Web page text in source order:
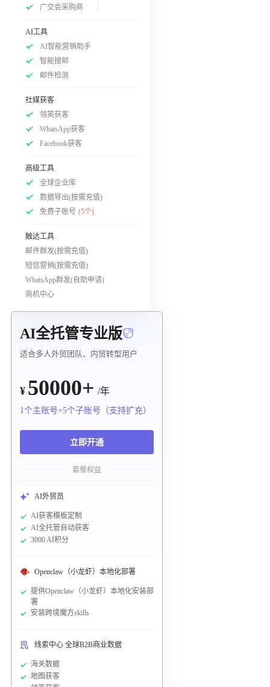
广交会采购商
AI工具
AI智能营销助手
智能搜邮
邮件检测
社媒获客
领英获客
WhatsApp获客
Facebook获客
高级工具
全球企业库
数据导出(按需充值)
免费子账号 (5个)
触达工具
邮件群发(按需充值)
短信营销(按需充值)
WhatsApp群发(自助申请)
商机中心
AI全托管专业版
适合多人外贸团队、内贸转型用户
¥ 50000+ /年
1个主账号+5个子账号（支持扩充）
立即开通
套餐权益
AI外贸员
AI获客模板定制
AI全托管自动获客
3000 AI积分
Openclaw（小龙虾）本地化部署
提供Openclaw（小龙虾）本地化安装部
署
安装跨境魔方skills
线索中心 全球B2B商业数据
海关数据
地图获客